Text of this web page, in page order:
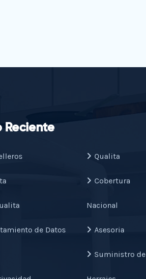
Reciente
de Datos
Qualita
Cobertura
Nacional
Asesoria
Suministro de